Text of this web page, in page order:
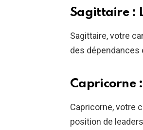
Sagittaire :
Sagittaire, votre
des dépendances
Capricorne
Capricorne, votre
position de